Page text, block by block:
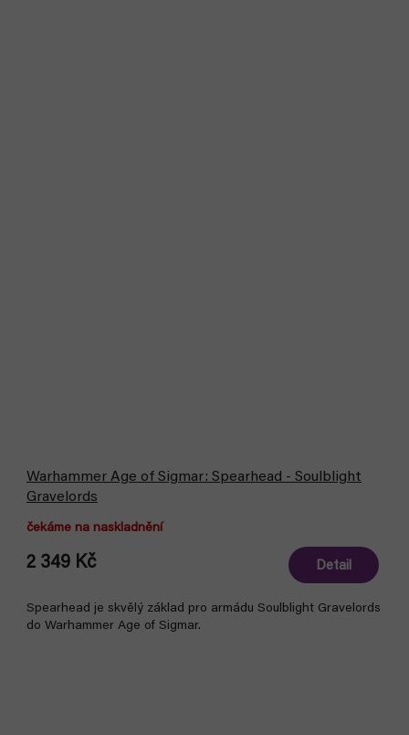
Warhammer Age of Sigmar: Spearhead - Soulblight
Gravelords
čekáme na naskladnění
2 349 Kč Detail
Spearhead je skvělý základ pro armádu Soulblight Gravelords
do Warhammer Age of Sigmar.